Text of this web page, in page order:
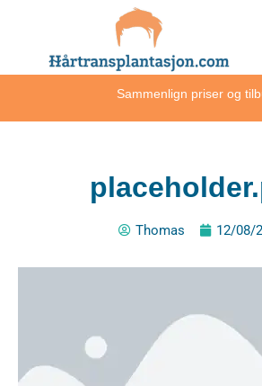
Sammenlign priser og
Thomas 12/08/